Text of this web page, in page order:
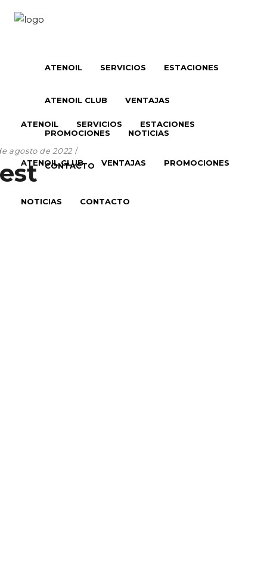
ATENOIL SERVICIOS ESTACIONES
ATENOIL CLUB VENTAJAS PROMOCIONES
NOTICIAS CONTACTO
ATENOIL SERVICIOS ESTACIONES
ATENOIL CLUB VENTAJAS
PROMOCIONES NOTICIAS
CONTACTO
agosto de 2022